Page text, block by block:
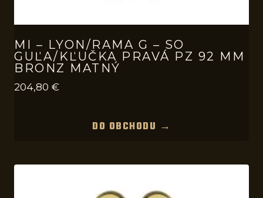
MI – LYON/RAMA G – SO
GUĽA/KĽUČKA PRAVÁ PZ 92 MM
BRONZ MATNÝ
204,80 €
DO OBCHODU →